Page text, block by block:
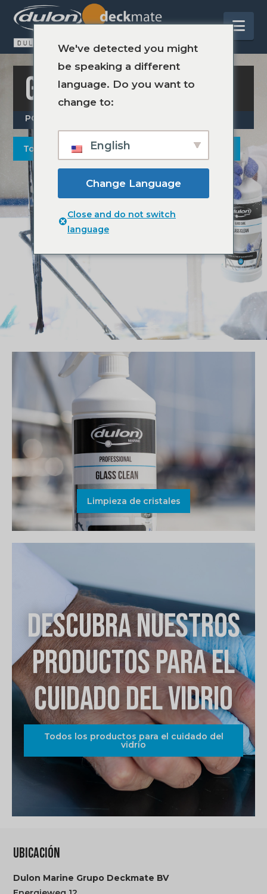
GLASS CARE
POR DULON MARINE
Todos los productos para el cuidado del vidrio
Limpieza de cristales
DESCUBRA NUESTROS
PRODUCTOS PARA EL
CUIDADO DEL VIDRIO
Todos los productos para el cuidado del
vidrio
UBICACIÓN
Dulon Marine Grupo Deckmate BV
We've detected you might
be speaking a different
language. Do you want to
change to:
English
Change Language
Close and do not switch
language